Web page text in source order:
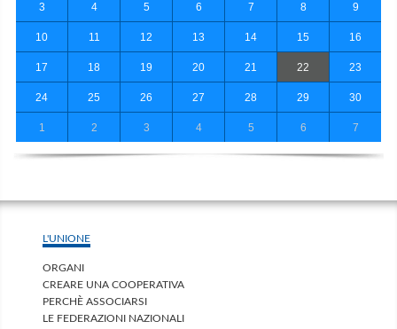
3 4 5 6 7 8 9
10 11 12 13 14 15 16
17 18 19 20 21 22 23
24 25 26 27 28 29 30
1 2 3 4 5 6 7
L'UNIONE
ORGANI
CREARE UNA COOPERATIVA
PERCHÈ ASSOCIARSI
LE FEDERAZIONI NAZIONALI